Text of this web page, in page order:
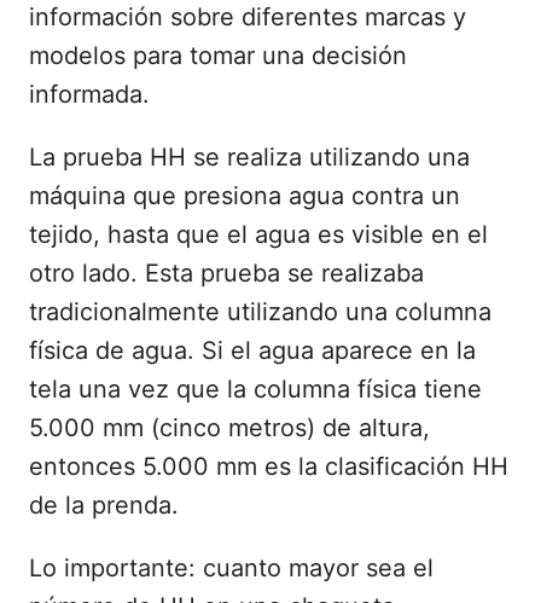
información sobre diferentes marcas y
modelos para tomar una decisión
informada.
La prueba HH ​​se realiza utilizando una
máquina que presiona agua contra un
tejido, hasta que el agua es visible en el
otro lado. Esta prueba se realizaba
tradicionalmente utilizando una columna
física de agua. Si el agua aparece en la
tela una vez que la columna física tiene
5.000 mm (cinco metros) de altura,
entonces 5.000 mm es la clasificación HH
de la prenda.
Lo importante: cuanto mayor sea el